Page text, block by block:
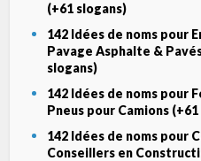
(+61 slogans)
142 Idées de noms pour
Pavage Asphalte &
slogans)
142 Idées de noms pour
Pneus pour Camions
142 Idées de noms pour
Conseillers en